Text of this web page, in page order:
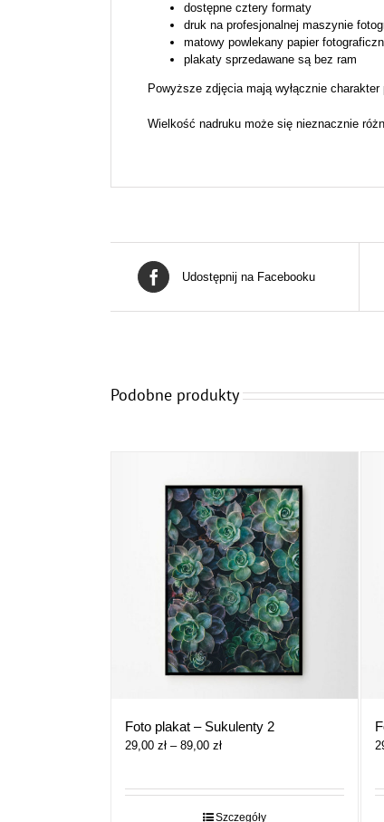
dostępne cztery formaty
druk na profesjonalnej maszynie
matowy powlekany papier
plakaty sprzedawane są bez ram
Powyższe zdjęcia mają wyłącznie
Wielkość nadruku może się nieznacznie
Udostępnij na Facebooku
Podobne produkty
Foto plakat – Sukulenty 2
29,00 zł – 89,00 złZakres
29,00 zł
do
Szczegóły